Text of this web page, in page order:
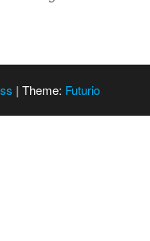
| Theme: Futurio